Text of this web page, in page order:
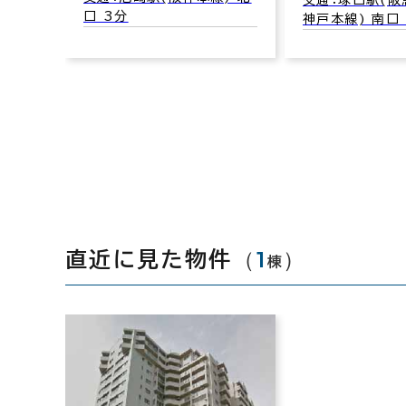
神戸本線) 南口 4分
口 10分
直近に見た物件 （1 棟 ）